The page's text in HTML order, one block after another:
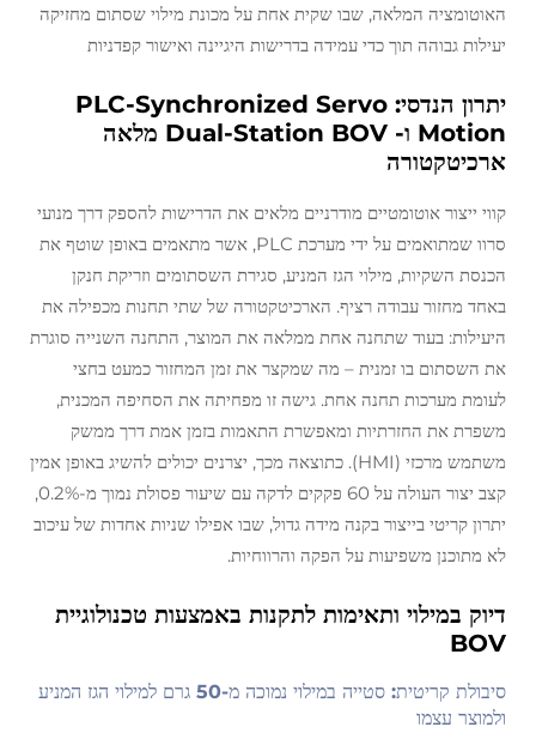
האוטומציה המלאה, שבו שקית אחת על מכונת מילוי שסתום מחזיקה
יעילות גבוהה תוך כדי עמידה בדרישות היגיינה ואישור קפדניות
יתרון הנדסי: PLC-Synchronized Servo
Motion ו- Dual-Station BOV מלאה
ארכיטקטורה
קווי ייצור אוטומטיים מודרניים מלאים את הדרישות להספק דרך מנועי
סרוו שמתואמים על ידי מערכת PLC, אשר מתאמים באופן שוטף את
הכנסת השקיות, מילוי הגז המניע, סגירת השסתומים וזריקת חנקן
באחד מחזור עבודה רציף. הארכיטקטורה של שתי תחנות מכפילה את
היעילות: בעוד שתחנה אחת ממלאה את המוצר, התחנה השנייה סוגרת
את השסתום בו זמנית – מה שמקצר את זמן המחזור כמעט בחצי
לעומת מערכות תחנה אחת. גישה זו מפחיתה את הסחיפה המכנית,
משפרת את החזרתיות ומאפשרת התאמות בזמן אמת דרך ממשק
משתמש מרכזי (HMI). כתוצאה מכך, יצרנים יכולים להשיג באופן אמין
קצב יצור העולה על 60 פקקים לדקה עם שיעור פסולת נמוך מ-0.2%,
יתרון קריטי בייצור בקנה מידה גדול, שבו אפילו שניות אחדות של עיכוב
לא מתוכנן משפיעות על הפקה והרווחיות.
דיוק במילוי ותאימות לתקנות באמצעות טכנולוגיית
BOV
סיבולת קריטית: סטייה במילוי נמוכה מ-50 גרם למילוי הגז המניע
ולמוצר עצמו